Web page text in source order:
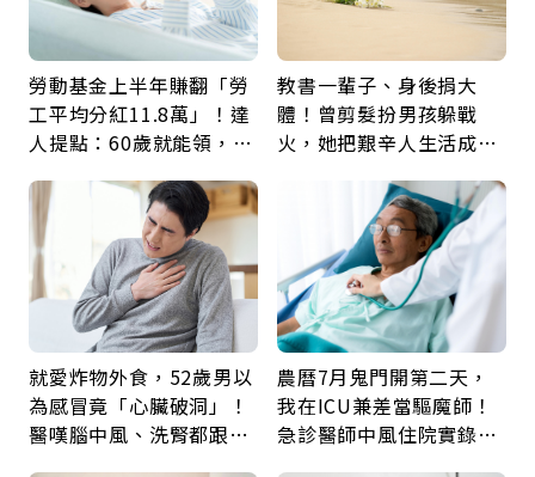
勞動基金上半年賺翻「勞
工平均分紅11.8萬」！達
人提點：60歲就能領，重
教書一輩子、身後捐大
體！曾剪髮扮男孩躲戰
火，她把艱辛人生活成風
就愛炸物外食，52歲男以
為感冒竟「心臟破洞」！
醫嘆腦中風、洗腎都跟它
農曆7月鬼門開第二天，
我在ICU兼差當驅魔師！
急診醫師中風住院實錄：